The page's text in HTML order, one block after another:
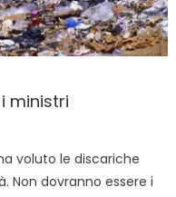
ministri
voluto le discariche
Non dovranno essere i